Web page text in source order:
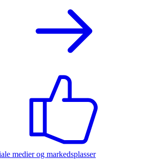
medier og markedsplasser